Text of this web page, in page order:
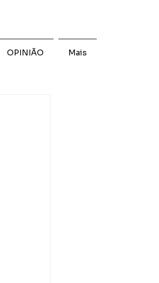
OPINIÃO Mais